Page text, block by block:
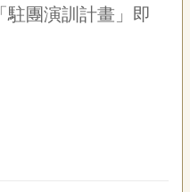
駐團演訓計畫」即